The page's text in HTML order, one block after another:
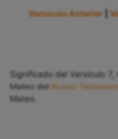
Versículo Anterior
Significado del Versículo
Mateo del Nuevo
Mateo.